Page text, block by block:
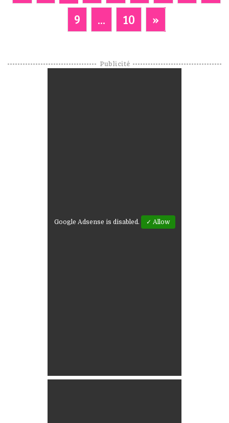
9
... 10 »
Publicité
Google Adsense is disabled. ✓ Allow